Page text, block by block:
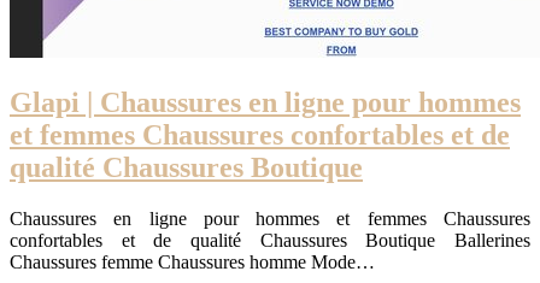
Glapi | Chaussures en ligne pour hommes
et femmes Chaussures confor­tab­les et de
qualité Chaussures Boutique
Chaussures en ligne pour hommes et femmes Chaussures
confortables et de qualité Chaussures Boutique Ballerines
Chaussures femme Chaussures homme Mode…